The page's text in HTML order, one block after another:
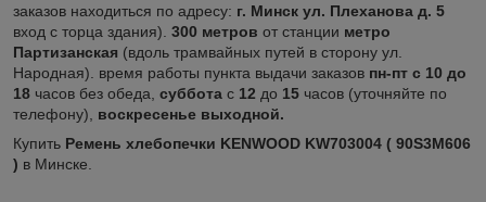
заказов находиться по адресу: г. Минск ул. Плеханова д. 5
вход с торца здания). 300 метров от станции метро
Партизанская (вдоль трамвайных путей в сторону ул.
Народная). время работы пункта выдачи заказов пн-пт с 10 до
18 часов без обеда, суббота с 12 до 15 часов (уточняйте по
телефону), воскресенье выходной.
Купить Ремень хлебопечки KENWOOD KW703004 ( 90S3M606
) в Минске.